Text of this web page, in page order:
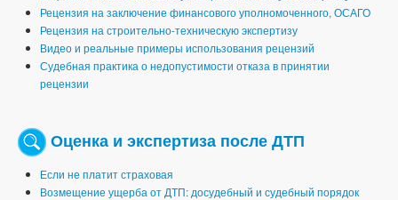
Рецензия на заключение финансового уполномоченного, ОСАГО
Рецензия на строительно-техническую экспертизу
Видео и реальные примеры использования рецензий
Судебная практика о недопустимости отказа в принятии
рецензии
Оценка и экспертиза после ДТП
Если не платит страховая
Возмещение ущерба от ДТП: досудебный и судебный порядок